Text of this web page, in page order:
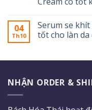
04
Th10
Serum se
tốt cho làn
NHẬN ORDER &